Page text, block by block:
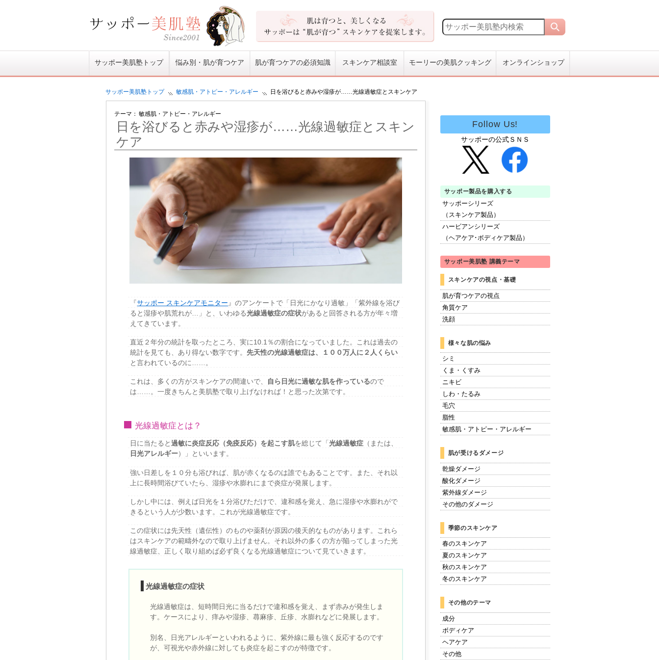
サッポー美肌塾トップ 悩み別・肌が育つケア 肌が育つケアの必須知識 スキンケア相談室 モーリーの美肌クッキング オンラインショップ
サッポー美肌塾 トップ 敏感肌・アトピー・アレルギー 日を浴びると赤みや湿疹が……光線過敏症とスキンケア
テーマ：敏感肌・アトピー・アレルギー
日を浴びると赤みや湿疹が……光線過敏症とスキン
ケア
『サッポー スキンケアモニター 』のアンケートで「日光にかなり過敏」「紫外線を浴び
ると湿疹や肌荒れが…」と、いわゆる光線過敏症の症状があると回答される方が年々増
えてきています。
直近２年分の統計を取ったところ、実に10.1％の割合になっていました。これは過去の
統計を見ても、あり得ない数字です。先天性の光線過敏症は、１００万人に２人くらい
と言われているのに……。
これは、多くの方がスキンケアの間違いで、 自ら日光に過敏な肌を作っているので
は……。一度きちんと美肌塾で取り上げなければ！と思った次第です。
光線過敏症とは？
日に当たると過敏に炎症反応（免疫反応）を起こす肌を総じて「光線過敏症 （または、
日光アレルギー）」といいます。
強い日差しを１０分も浴びれば、肌が赤くなるのは誰でもあることです。また、それ以
上に長時間浴びていたら、湿疹や水膨れにまで炎症が発展します。
しかし中には、例えば日光を１分浴びただけで、違和感を覚え、急に湿疹や水膨れがで
きるという人が少数います。これが光線過敏症です。
この症状には先天性（遺伝性）のものや薬剤が原因の後天的なものがあります。これら
はスキンケアの範疇外なので取り上げません。それ以外の多くの方が陥ってしまった光
線過敏症、正しく取り組めば必ず良くなる光線過敏症について見ていきます。
光線過敏症の症状
光線過敏症は、短時間日光に当るだけで違和感を覚え、まず赤みが発生しま
す。ケースにより、痒みや湿疹、蕁麻疹、丘疹、水膨れなどに発展します。
別名、日光アレルギーといわれるように、紫外線に最も強く反応するのです
が、可視光や赤外線に対しても炎症を起こすのが特徴です。
Follow Us!
サッポーの公式ＳＮＳ
サッポー製品を購入する
サッポーシリーズ
（スキンケア製品）
ハービアンシリーズ
（ヘアケア･ボディケア製品）
サッポー美肌塾 講義テーマ
スキンケアの視点・基礎
肌が育つケアの視点
角質ケア
洗顔
様々な肌の悩み
シミ
くま・くすみ
ニキビ
しわ・たるみ
毛穴
脂性
敏感肌・アトピー・アレルギー
肌が受けるダメージ
乾燥ダメージ
酸化ダメージ
紫外線ダメージ
その他のダメージ
季節のスキンケア
春のスキンケア
夏のスキンケア
秋のスキンケア
冬のスキンケア
その他のテーマ
成分
ボディケア
ヘアケア
その他